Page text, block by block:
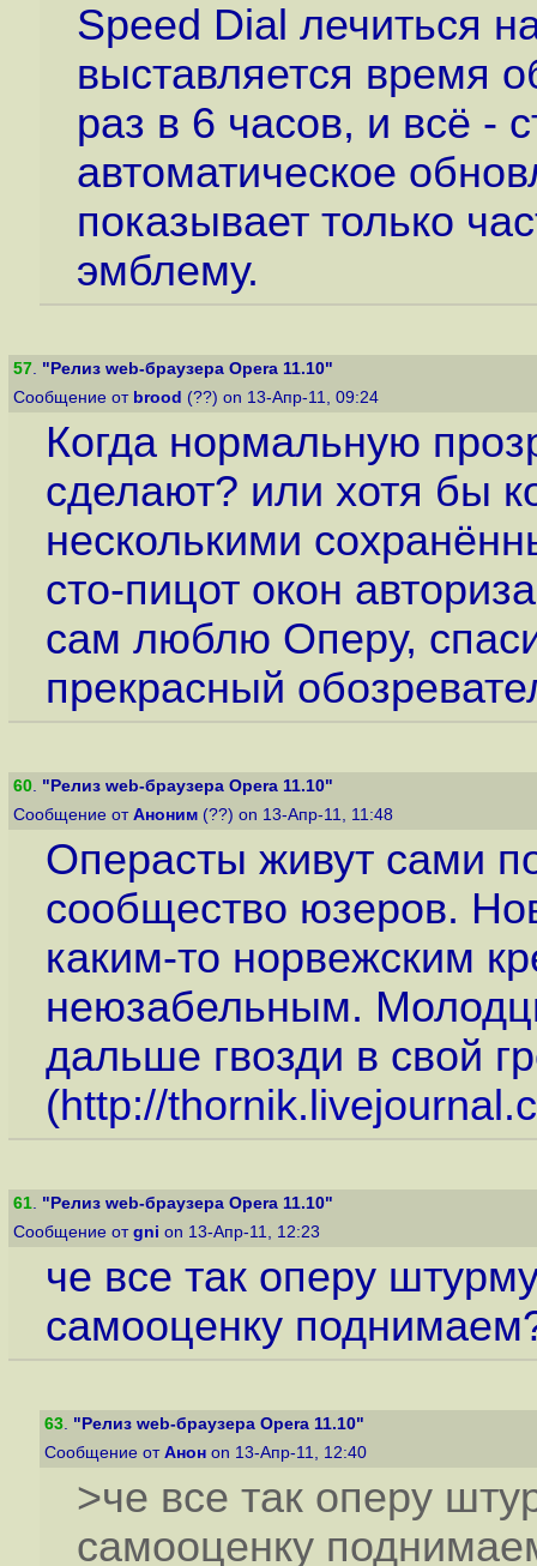
Speed Dial лечиться
выставляется время
раз в 6 часов, и всё -
автоматическое
показывает только
эмблему.
57. "Релиз web-браузера Opera 11.10"
Сообщение от brood (??) on 13-Апр-11, 09:24
Когда нормальную
сделают? или хотя бы
несколькими
сто-пицот окон
сам люблю Оперу,
прекрасный
60. "Релиз web-браузера Opera 11.10"
Сообщение от Аноним (??) on 13-Апр-11, 11:48
Операсты живут сами
сообщество юзеров.
каким-то норвежским
неюзабельным.
дальше гвозди в свой
(http://
61. "Релиз web-браузера Opera 11.10"
Сообщение от gni on 13-Апр-11, 12:23
че все так оперу
самооценку
63. "Релиз web-браузера Opera 11.10"
Сообщение от Анон on 13-Апр-11, 12:40
>че все так оперу
самооценку